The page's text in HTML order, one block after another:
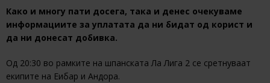
Како и многу пати досега, така и денес очекуваме
информациите за уплатата да ни бидат од корист и
да ни донесат добивка.
Од 20:30 во рамките на шпанската Ла Лига 2 се сретнуваат
екипите на Еибар и Андора.